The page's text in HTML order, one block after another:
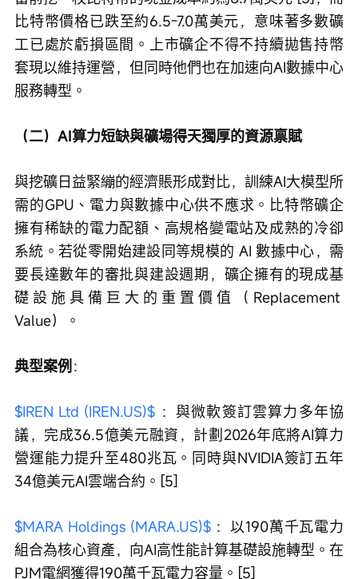
比特幣價格已跌至約6.5-7.0萬美元，意味著多數礦
工已處於虧損區間。上市礦企不得不持續拋售持幣
套現以維持運營，但同時他們也在加速向AI數據中心
服務轉型。
（二）AI算力短缺與礦場得天獨厚的資源禀賦
與挖礦日益緊繃的經濟賬形成對比，訓練AI大模型所
需的GPU、電力與數據中心供不應求。比特幣礦企
擁有稀缺的電力配額、高規格變電站及成熟的冷卻
系統。若從零開始建設同等規模的 AI 數據中心，需
要長達數年的審批與建設週期，礦企擁有的現成基
礎設施具備巨大的重置價值（Replacement
Value）。
典型案例 ：
$IREN Ltd (IREN.US)$ ：與微軟簽訂雲算力多年協
議，完成36.5億美元融資，計劃2026年底將AI算力
營運能力提升至480兆瓦。同時與NVIDIA簽訂五年
34億美元AI雲端合約。[5]
$MARA Holdings (MARA.US)$ ：以190萬千瓦電力
組合為核心資產，向AI高性能計算基礎設施轉型。在
PJM電網獲得190萬千瓦電力容量。[5]